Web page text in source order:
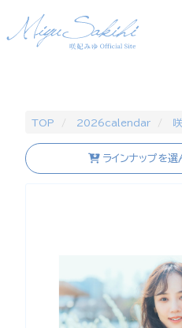
TOP 2026calendar
ラインナップを